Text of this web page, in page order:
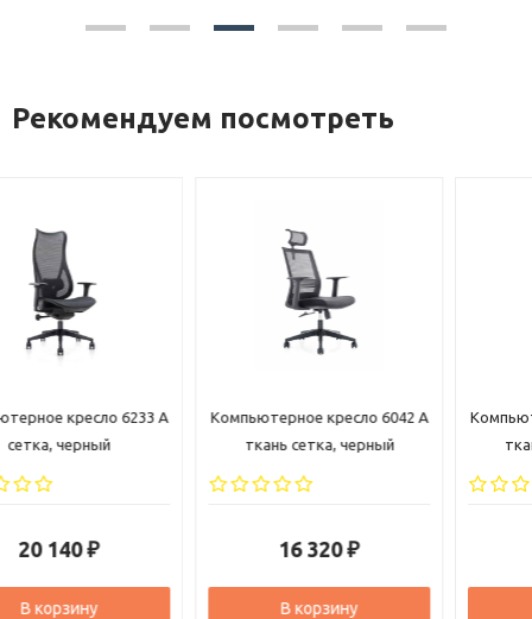
Рекомендуем посмотреть
Компьютерное кресло 6042 A
ткань сетка, черный
16 320
В корзину
Компьютерное кресло 6206 A
ткань сетка, черный
18 280
В корзину